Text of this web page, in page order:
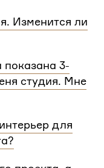
решение,
Вы
Изменится ли
дом
флэтплан для
показана 3-
студия. Мне
интерьера
для
для